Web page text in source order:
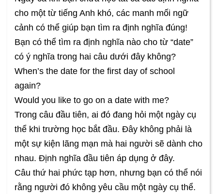
cho một từ tiếng Anh khó, các manh mối ngữ
cảnh có thể giúp bạn tìm ra định nghĩa đúng!
Bạn có thể tìm ra định nghĩa nào cho từ “date”
có ý nghĩa trong hai câu dưới đây không?
When’s the date for the first day of school
again?
Would you like to go on a date with me?
Trong câu đầu tiên, ai đó đang hỏi một ngày cụ
thể khi trường học bắt đầu. Đây không phải là
một sự kiện lãng mạn mà hai người sẽ dành cho
nhau. Định nghĩa đầu tiên áp dụng ở đây.
Câu thứ hai phức tạp hơn, nhưng bạn có thể nói
rằng người đó không yêu cầu một ngày cụ thể.